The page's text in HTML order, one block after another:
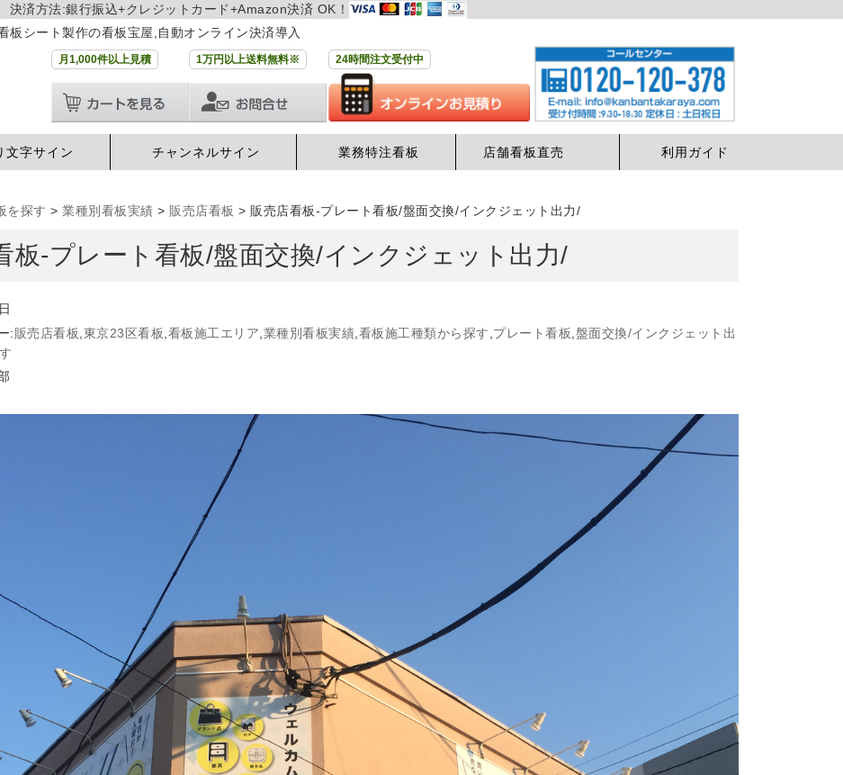
決済方法:銀行振込+クレジットカード+Amazon決済 OK！
シート製作の看板宝屋,自動オンライン決済導入
月1,000件以上見積 1万円以上送料無料※ 24時間注文受付中
文字サイン チャンネルサイン 業務特注看板 店舗看板直売 利用ガイド
を探す > 業種別看板実績 > 販売店看板 > 販売店看板-プレート看板/盤面交換/インクジェット出力/
板-プレート看板/盤面交換/インクジェット出力/
:販売店看板 東京23区看板 看板施工エリア 業種別看板実績 看板施工種類から探す プレート看板 盤面交換/インクジェット出